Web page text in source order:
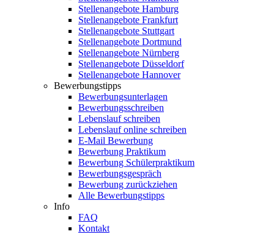
Stellenangebote Hamburg
Stellenangebote Frankfurt
Stellenangebote Stuttgart
Stellenangebote Dortmund
Stellenangebote Nürnberg
Stellenangebote Düsseldorf
Stellenangebote Hannover
Bewerbungstipps
Bewerbungsunterlagen
Bewerbungsschreiben
Lebenslauf schreiben
Lebenslauf online schreiben
E-Mail Bewerbung
Bewerbung Praktikum
Bewerbung Schülerpraktikum
Bewerbungsgespräch
Bewerbung zurückziehen
Alle Bewerbungstipps
Info
FAQ
Kontakt